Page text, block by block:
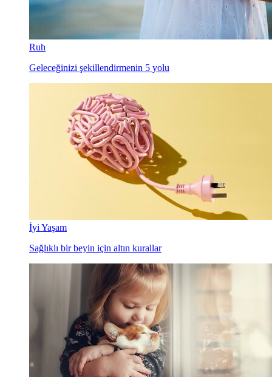
Ruh
Geleceğinizi şekillendirmenin 5 yolu
İyi Yaşam
Sağlıklı bir beyin için altın kurallar